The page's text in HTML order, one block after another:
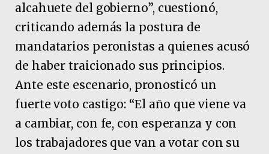
alcahuete del gobierno”, cuestionó,
criticando además la postura de
mandatarios peronistas a quienes acusó
de haber traicionado sus principios.
Ante este escenario, pronosticó un
fuerte voto castigo: “El año que viene va
a cambiar, con fe, con esperanza y con
los trabajadores que van a votar con su